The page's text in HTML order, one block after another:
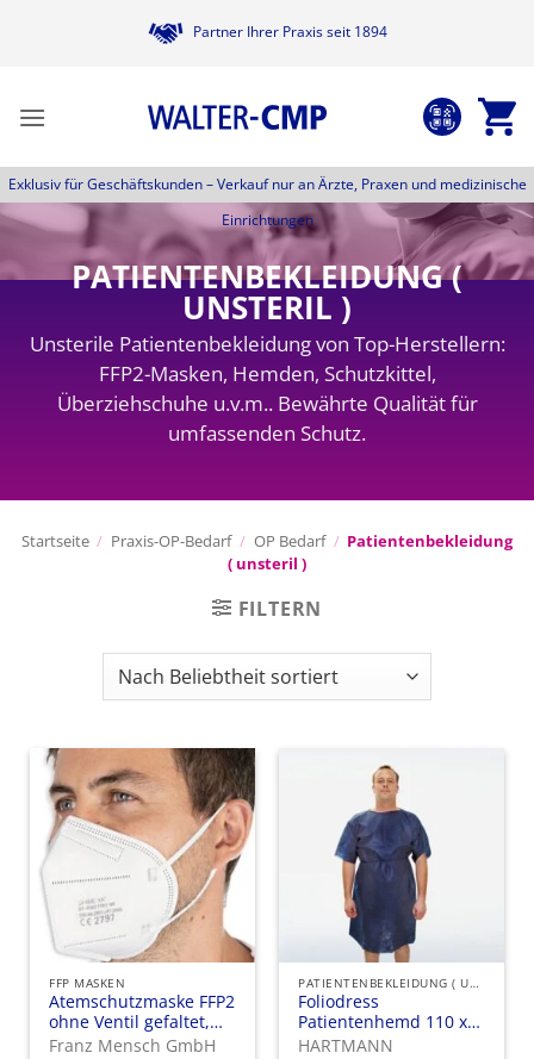
Partner Ihrer Praxis seit 1894
Exklusiv für Geschäftskunden –Verkauf nur an Ärzte, Praxen und medizinische
Einrichtungen
PATIENTENBEKLEIDUNG (
UNSTERIL )
Unsterile Patientenbekleidung von Top-Herstellern:
FFP2-Masken, Hemden, Schutzkittel,
Überziehschuhe u.v.m.. Bewährte Qualität für
umfassenden Schutz.
Startseite / Praxis-OP-Bedarf / OP Bedarf / Patientenbekleidung
( unsteril )
FILTERN
FFP MASKEN
Atemschutzmaske FFP2
ohne Ventil gefaltet,
weiss
Franz Mensch GmbH
PATIENTENBEKLEIDUNG ( UNSTERIL )
Foliodress
Patientenhemd 110 x
140 cm
HARTMANN